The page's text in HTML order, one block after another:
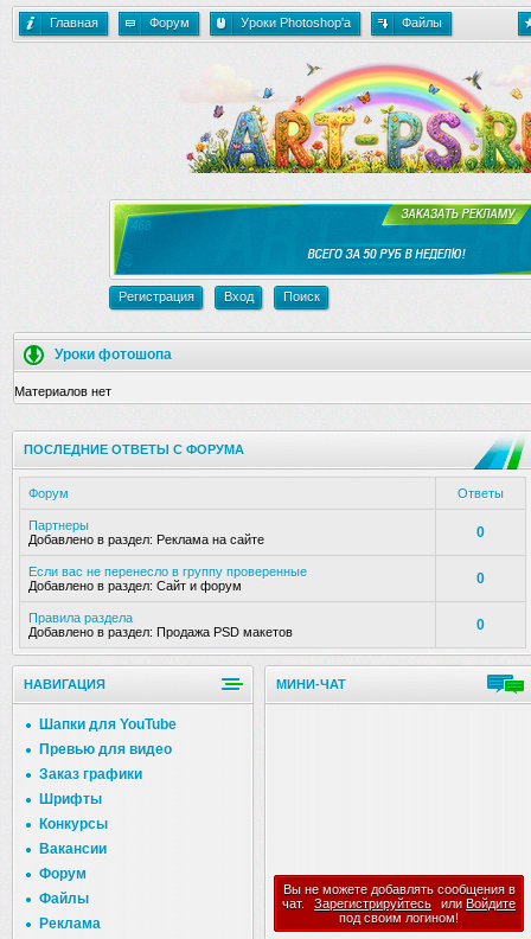
Главная Форум Уроки Photoshop'a Файлы
Регистрация Вход Поиск
Уроки фотошопа
Материалов нет
ПОСЛЕДНИЕ ОТВЕТЫ С ФОРУМА
Форум Ответы
Партнеры
Добавлено в раздел: Реклама на сайте 0
Если вас не перенесло в группу проверенные
Добавлено в раздел: Сайт и форум 0
Правила раздела
Добавлено в раздел: Продажа PSD макетов 0
НАВИГАЦИЯ
Шапки для YouTube
Превью для видео
Заказ графики
Шрифты
Конкурсы
Вакансии
Форум
Файлы
Реклама
МИНИ-ЧАТ
Вы не можете добавлять сообщения в
чат.
Зарегистрируйтесь или Войдите
под своим логином!